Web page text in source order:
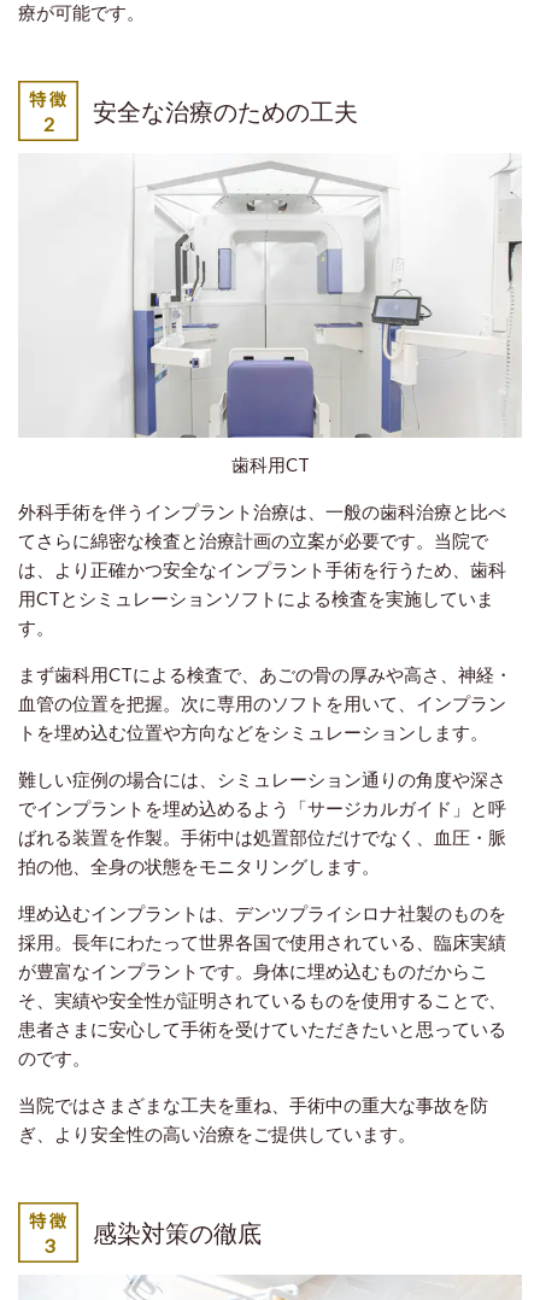
療が可能です。
安全な治療のための工夫
歯科用CT
外科手術を伴うインプラント治療は、一般の歯科治療と比べ
てさらに綿密な検査と治療計画の立案が必要です。当院で
は、より正確かつ安全なインプラント手術を行うため、歯科
用CTとシミュレーションソフトによる検査を実施していま
す。
まず歯科用CTによる検査で、あごの骨の厚みや高さ、神経・
血管の位置を把握。次に専用のソフトを用いて、インプラン
トを埋め込む位置や方向などをシミュレーションします。
難しい症例の場合には、シミュレーション通りの角度や深さ
でインプラントを埋め込めるよう「サージカルガイド」と呼
ばれる装置を作製。手術中は処置部位だけでなく、血圧・脈
拍の他、全身の状態をモニタリングします。
埋め込むインプラントは、デンツプライシロナ社製のものを
採用。長年にわたって世界各国で使用されている、臨床実績
が豊富なインプラントです。身体に埋め込むものだからこ
そ、実績や安全性が証明されているものを使用することで、
患者さまに安心して手術を受けていただきたいと思っている
のです。
当院ではさまざまな工夫を重ね、手術中の重大な事故を防
ぎ、より安全性の高い治療をご提供しています。
感染対策の徹底